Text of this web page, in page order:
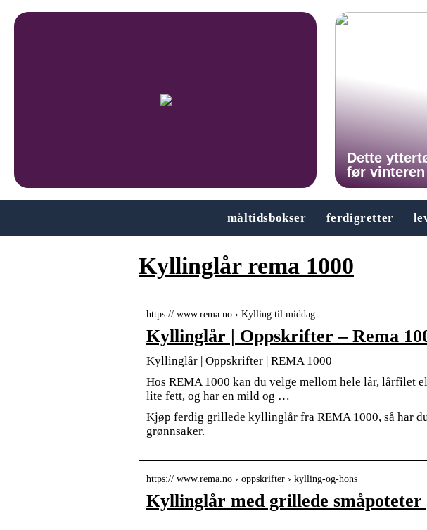
Dette
før
måltidsbokser ferdigretter
Kyllinglår rema 1000
https:// www.rema.no › Kylling til middag
Kyllinglår | Oppskrifter – Rema
Kyllinglår | Oppskrifter | REMA 1000
Hos REMA 1000 kan du velge mellom hele lår,
lite fett, og har en mild og …
Kjøp ferdig grillede kyllinglår fra REMA 1000, så har
grønnsaker.
https:// www.rema.no › oppskrifter › kylling-og-hons
Kyllinglår med grillede